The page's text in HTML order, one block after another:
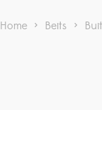
Home > Beits >